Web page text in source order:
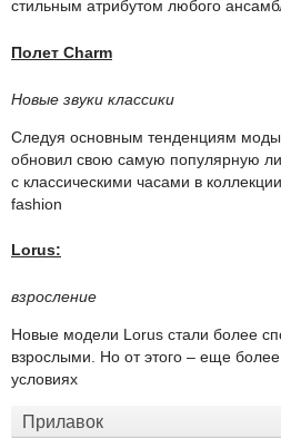
стильным атрибутом любого
Полет Charm
Новые звуки классики
Следуя основным тенденциям
обновил свою самую популярную
с классическими часами в
fashion
Lorus:
взросление
Новые модели Lorus стали более
взрослыми. Но от этого – еще
условиях
Прилавок